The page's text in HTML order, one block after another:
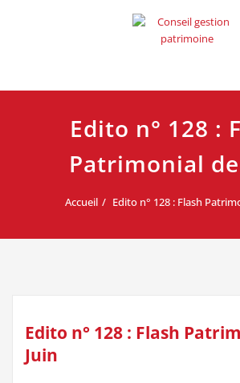
Edito n° 128 :
Patrimonial
Accueil Edito n° 128 : Flash
Edito n° 128 : Flash
Juin